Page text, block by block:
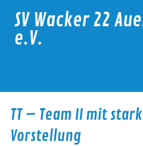
contentSV Wacker 22
e.V.
TT – Team II mit
Vorstellung